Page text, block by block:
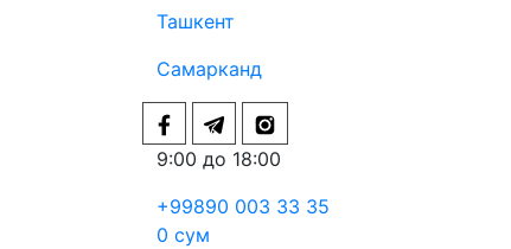
Ташкент
Самарканд
9:00 до 18:00
+99890 003 33 35
0 сум